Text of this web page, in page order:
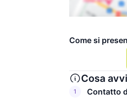
Come si
Cosa
1
Contatto